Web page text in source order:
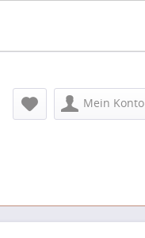
Mein Konto